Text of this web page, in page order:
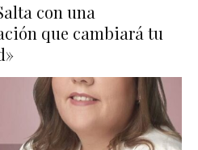
con una
que cambiará tu